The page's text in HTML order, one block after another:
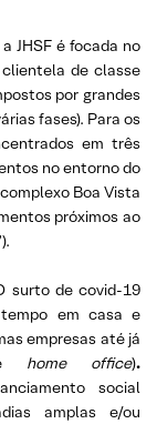
JHSF é focada no
de classe
por grandes
fases). Para os
em três
no entorno do
Boa Vista
próximos ao
surto de covid-19
em casa e
empresas até já
home office).
social
amplas e/ou